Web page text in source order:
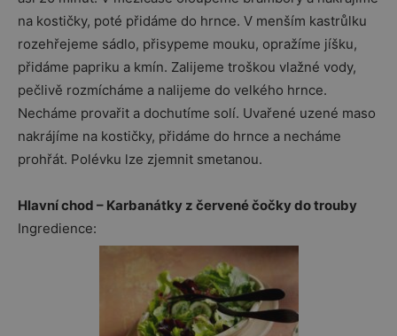
na kostičky, poté přidáme do hrnce. V menším kastrůlku
rozehřejeme sádlo, přisypeme mouku, opražíme jíšku,
přidáme papriku a kmín. Zalijeme troškou vlažné vody,
pečlivě rozmícháme a nalijeme do velkého hrnce.
Necháme provařit a dochutíme solí. Uvařené uzené maso
nakrájíme na kostičky, přidáme do hrnce a necháme
prohřát. Polévku lze zjemnit smetanou.
Hlavní chod – Karbanátky z červené čočky do trouby
Ingredience: